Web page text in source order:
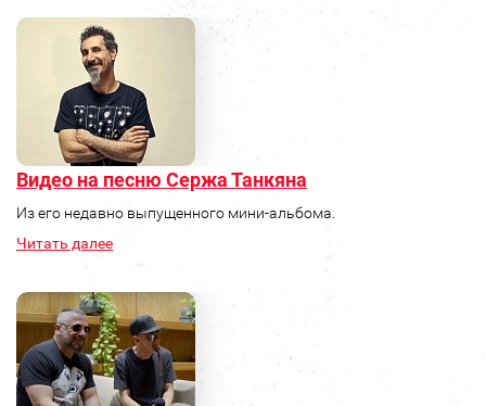
Видео на песню Сержа Танкяна
Из его недавно выпущенного мини-альбома.
Читать далее